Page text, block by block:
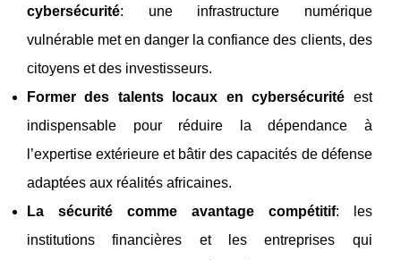
cybersécurité: une infrastructure numérique
vulnérable met en danger la confiance des clients, des
citoyens et des investisseurs.
Former des talents locaux en cybersécurité est
indispensable pour réduire la dépendance à
l’expertise extérieure et bâtir des capacités de défense
adaptées aux réalités africaines.
La sécurité comme avantage compétitif: les
institutions financières et les entreprises qui